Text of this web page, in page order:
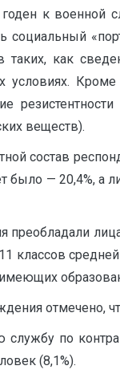
к военной
социальный
таких, как
Кроме
веществ).
состав
было — 20,4%, а
преобладали
классов
отмечено,
службу по
(8,1%).